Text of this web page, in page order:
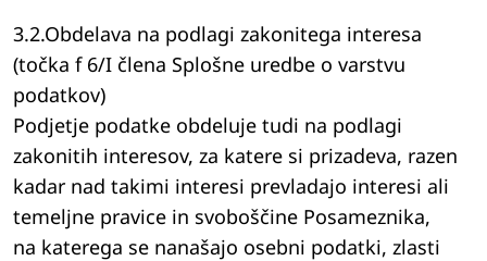
3.2.Obdelava na podlagi zakonitega interesa
(točka f 6/I člena Splošne uredbe o varstvu
podatkov)
Podjetje podatke obdeluje tudi na podlagi
zakonitih interesov, za katere si prizadeva, razen
kadar nad takimi interesi prevladajo interesi ali
temeljne pravice in svoboščine Posameznika,
na katerega se nanašajo osebni podatki, zlasti